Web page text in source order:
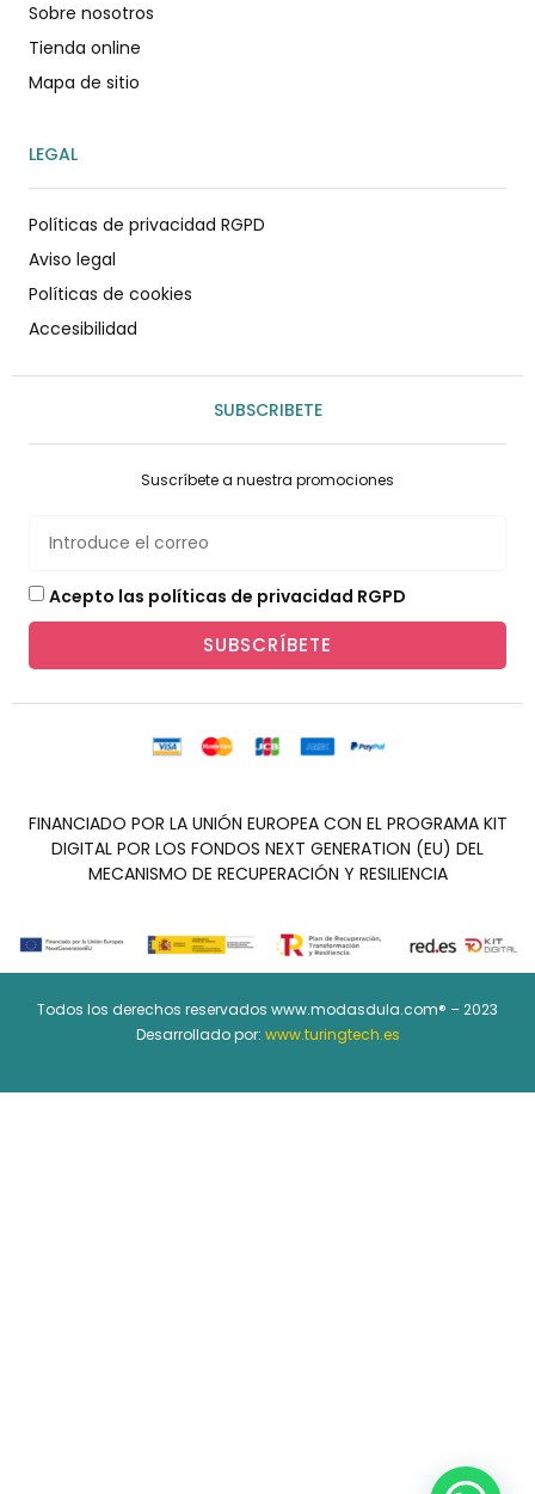
Sobre nosotros
Tienda online
Mapa de sitio
LEGAL
Políticas de privacidad RGPD
Aviso legal
Políticas de cookies
Accesibilidad
SUBSCRIBETE
Suscríbete a nuestra promociones
Acepto las políticas de privacidad RGPD
SUBSCRÍBETE
FINANCIADO POR LA UNIÓN EUROPEA CON EL PROGRAMA KIT
DIGITAL POR LOS FONDOS NEXT GENERATION (EU) DEL
MECANISMO DE RECUPERACIÓN Y RESILIENCIA
Todos los derechos reservados www.modasdula.com® – 2023
Desarrollado por: www.turingtech.es